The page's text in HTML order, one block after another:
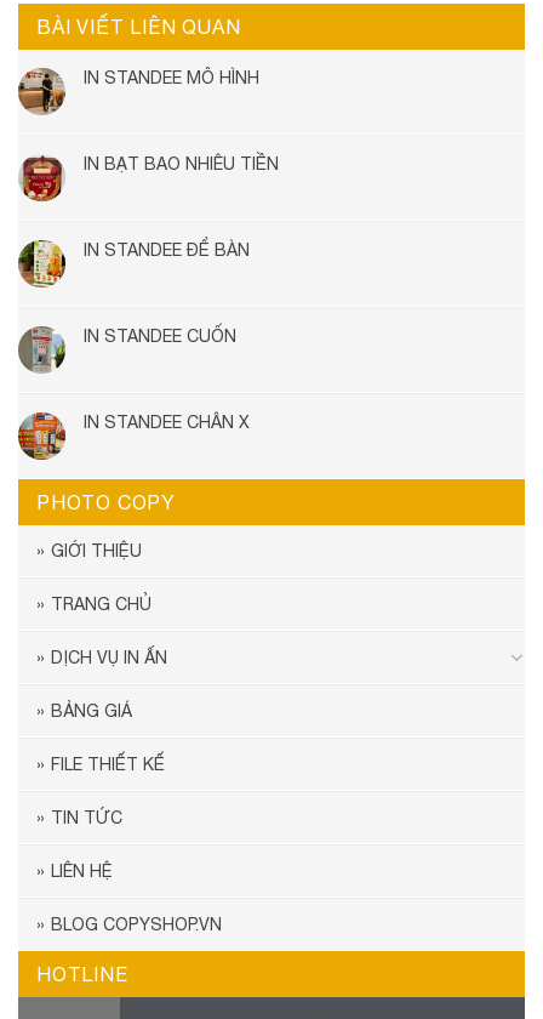
BÀI VIẾT LIÊN QUAN
IN STANDEE MÔ HÌNH
IN BẠT BAO NHIÊU TIỀN
IN STANDEE ĐỂ BÀN
IN STANDEE CUỐN
IN STANDEE CHÂN X
PHOTO COPY
GIỚI THIỆU
TRANG CHỦ
DỊCH VỤ IN ẤN
BẢNG GIÁ
FILE THIẾT KẾ
TIN TỨC
LIÊN HỆ
BLOG COPYSHOP.VN
HOTLINE